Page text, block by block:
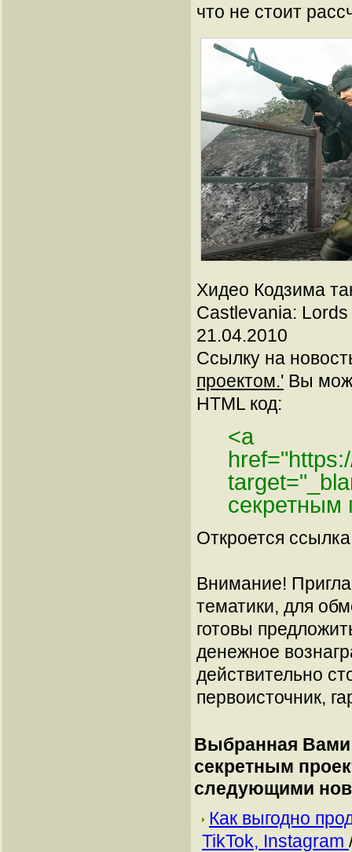
что не стоит
Хидео Кодзима
Castlevania:
21.04.2010
Ссылку на
проектом.' Вы
HTML код:
<a
секретным
Откроется
Внимание!
тематики, для
готовы
денежное
действительно
первоисточник,
Выбранная Вами
секретным
следующими
Как выгодно
TikTok, Instagram